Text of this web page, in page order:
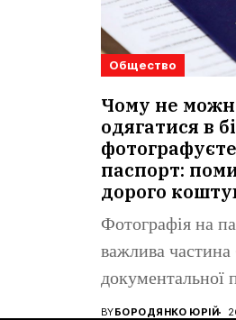
Общество
Чому не
одягатися в
паспорт:
дорого
Фотографія на
важлива частина
документальної
Від того,
BYБОРОДЯНКО ЮРІЙ